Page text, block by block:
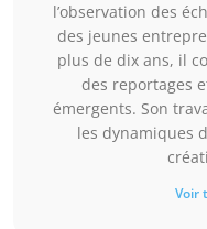
l’observation des
des jeunes
plus de dix ans, il
des reportages
émergents. Son
les dynamiques
Voir